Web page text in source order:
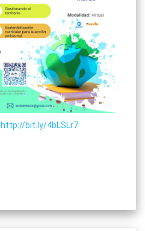
http://bit.ly/4bLSLr7